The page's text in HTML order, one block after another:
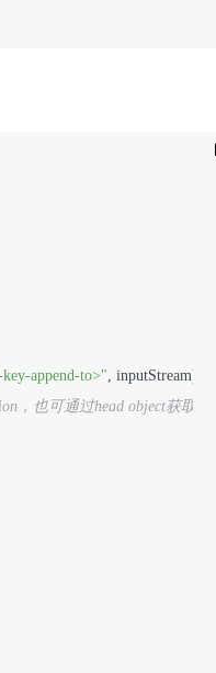
append-to>", inputStream);
，也可通过head object获取